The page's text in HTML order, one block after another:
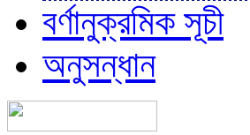
বর্ণানুক্রমিক সূচী
অনুসন্ধান